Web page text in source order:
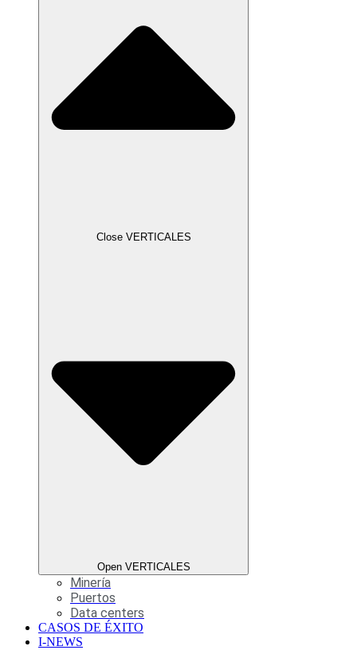
Close VERTICALES
Open VERTICALES
Minería
Puertos
Data centers
CASOS DE ÉXITO
I-NEWS